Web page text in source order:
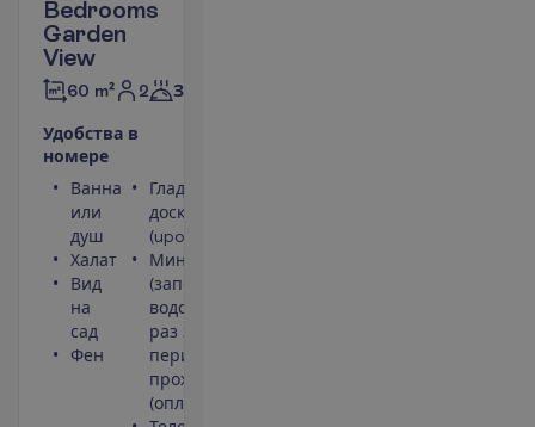
Bedrooms
Garden
View
60 m² 2 Завтраки
Удобства в
номере
Ванна
или
душ
Халат
Вид
на
сад
Фен
Гладильная
доска и утюг
(upon request)
Мини-бар
(заполняется
водой один
раз за весь
период
проживания)
(оплачивается)